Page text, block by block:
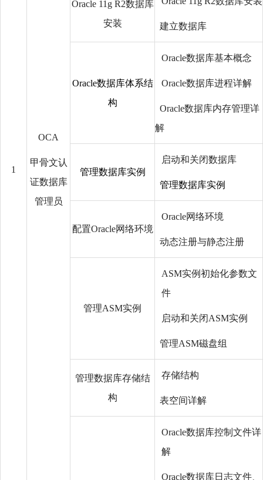
1
OCA
甲骨文认
证数据库
管理员
Oracle 11g R2数据库
安装
建立数据库
Oracle数据库体系结
构
Oracle数据库基本概念
Oracle数据库进程详解
Oracle数据库内存管理详
解
管理数据库实例
启动和关闭数据库
管理数据库实例
配置Oracle网络环境
Oracle网络环境
动态注册与静态注册
管理ASM实例
ASM实例初始化参数文
件
启动和关闭ASM实例
管理ASM磁盘组
管理数据库存储结
构
存储结构
表空间详解
Oracle数据库控制文件详
解
Oracle数据库日志文件、